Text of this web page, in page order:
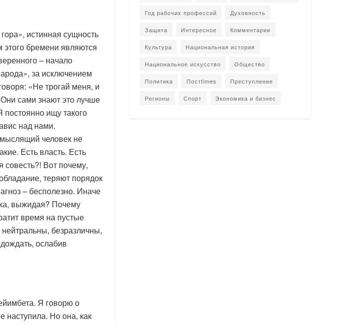
истинная сущность
этого бремени являются
– начало
за исключением
«Не трогай меня, и
Они сами знают это лучше
ищу такого
над нами.
человек не
Есть власть. Есть
Вот почему,
теряют порядок
– бесполезно. Иначе
выжидая? Почему
время на пустые
безразличны,
ослабив
Я говорю о
наступила. Но она, как
Год рабочих профессий Духовность
Защита Интересное Комментарии
Культура Национальная история
Национальное искусство Общество
Политика Постtimes Преступление
Регионы Спорт Экономика и бизнес